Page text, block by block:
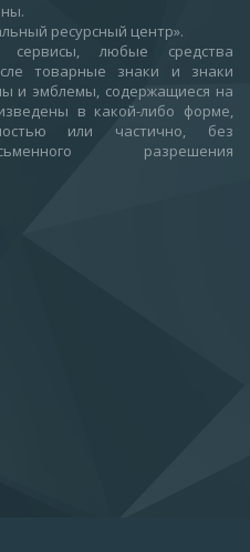
ресурсный центр».
любые средства
товарные знаки и знаки
и эмблемы, содержащиеся на
в какой-либо форме,
или частично, без
разрешения